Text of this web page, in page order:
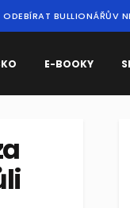
ODEBÍRAT BULLIONÁŘŮV
E-BOOKY